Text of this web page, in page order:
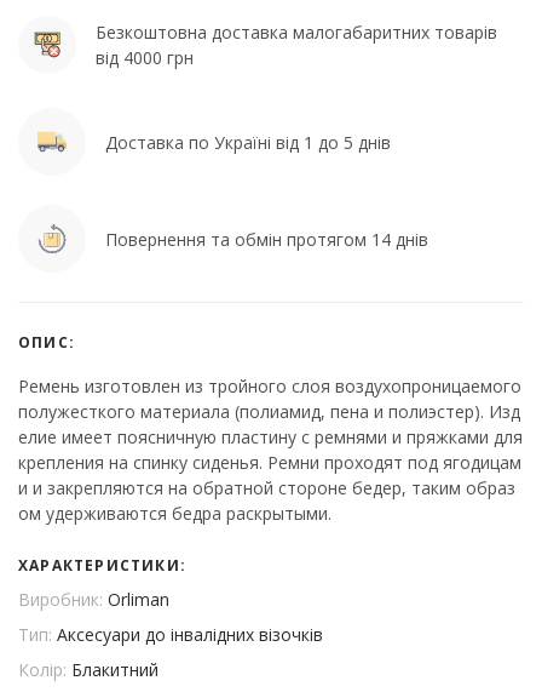
Безкоштовна доставка малогабаритних товарів
від 4000 грн
Доставка по Україні від 1 до 5 днів
Повернення та обмін протягом 14 днів
ОПИС:
Ремень изготовлен из тройного слоя воздухопроницаемого
полужесткого материала (полиамид, пена и полиэстер). Изд
елие имеет поясничную пластину с ремнями и пряжками для
крепления на спинку сиденья. Ремни проходят под ягодицам
и и закрепляются на обратной стороне бедер, таким образ
ом удерживаются бедра раскрытыми.
ХАРАКТЕРИСТИКИ:
Виробник: Orliman
Тип: Аксесуари до інвалідних візочків
Колір: Блакитний